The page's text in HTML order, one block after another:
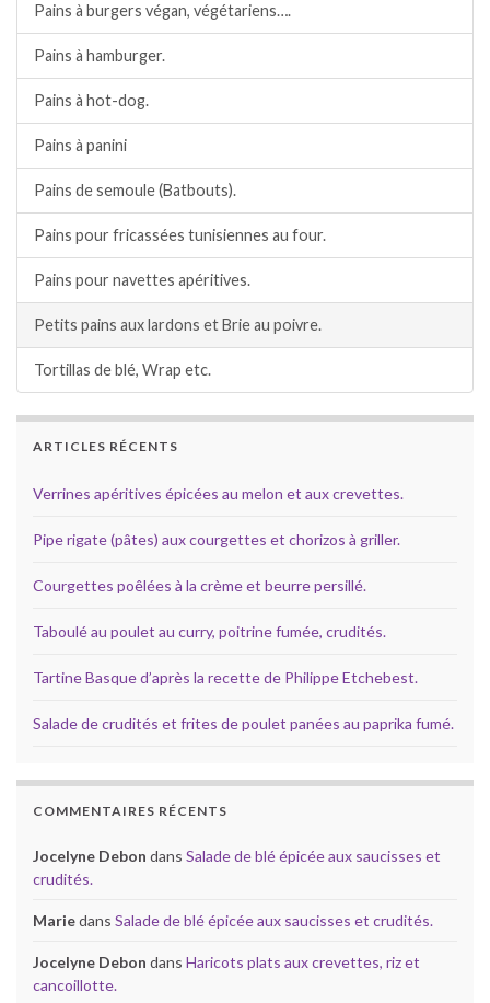
Pains à burgers végan, végétariens….
Pains à hamburger.
Pains à hot-dog.
Pains à panini
Pains de semoule (Batbouts).
Pains pour fricassées tunisiennes au four.
Pains pour navettes apéritives.
Petits pains aux lardons et Brie au poivre.
Tortillas de blé, Wrap etc.
ARTICLES RÉCENTS
Verrines apéritives épicées au melon et aux crevettes.
Pipe rigate (pâtes) aux courgettes et chorizos à griller.
Courgettes poêlées à la crème et beurre persillé.
Taboulé au poulet au curry, poitrine fumée, crudités.
Tartine Basque d’après la recette de Philippe Etchebest.
Salade de crudités et frites de poulet panées au paprika fumé.
COMMENTAIRES RÉCENTS
Jocelyne Debon dans Salade de blé épicée aux saucisses et
crudités.
Mariedans Salade de blé épicée aux saucisses et crudités.
Jocelyne Debon dans Haricots plats aux crevettes, riz et
cancoillotte.